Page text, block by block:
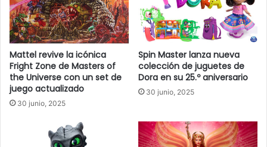
r
e
o
e
l
e
c
t
r
Mattel revive la icónica
Fright Zone de Masters of
the Universe con un set de
juego actualizado
30 junio, 2025
Spin Master lanza nueva
colección de juguetes de
Dora en su 25.º aniversario
30 junio, 2025